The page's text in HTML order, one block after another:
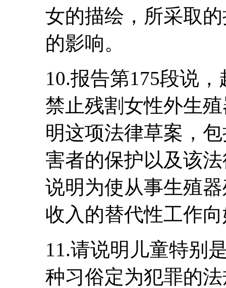
女的描绘，所采取
的影响。
10.报告第175段说
禁止残割女性外生
明这项法律草案，
害者的保护以及该
说明为使从事生殖
收入的替代性工作
11.请说明儿童特别
种习俗定为犯罪的